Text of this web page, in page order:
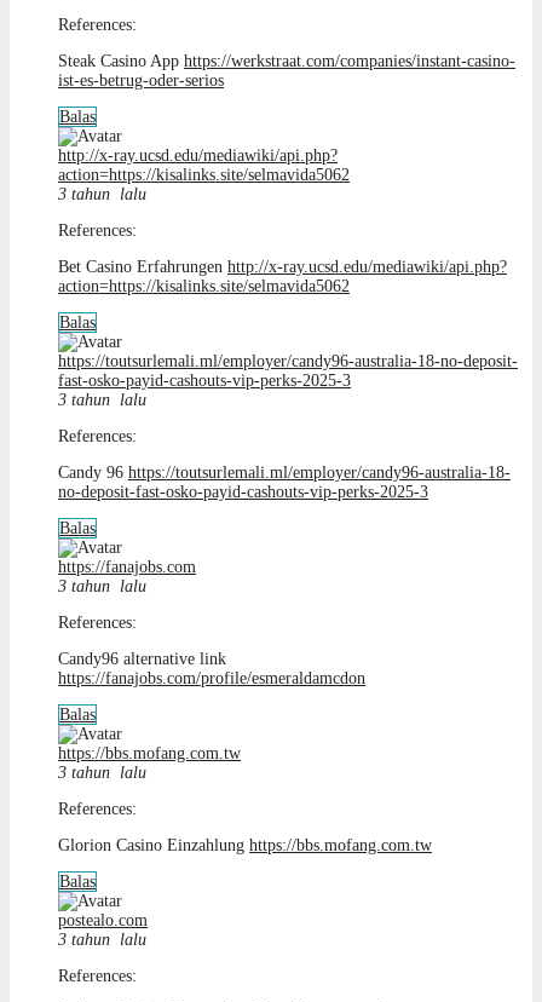
References:
Steak Casino App https://werkstraat.com/companies/instant-casino-
ist-es-betrug-oder-serios
Balas
http://x-ray.ucsd.edu/mediawiki/api.php?
action=https://kisalinks.site/selmavida5062
3 tahun lalu
References:
Bet Casino Erfahrungen http://x-ray.ucsd.edu/mediawiki/api.php?
action=https://kisalinks.site/selmavida5062
Balas
https://toutsurlemali.ml/employer/candy96-australia-18-no-deposit-
fast-osko-payid-cashouts-vip-perks-2025-3
3 tahun lalu
References:
Candy 96 https://toutsurlemali.ml/employer/candy96-australia-18-
no-deposit-fast-osko-payid-cashouts-vip-perks-2025-3
Balas
https://fanajobs.com
3 tahun lalu
References:
Candy96 alternative link
https://fanajobs.com/profile/esmeraldamcdon
Balas
https://bbs.mofang.com.tw
3 tahun lalu
References:
Glorion Casino Einzahlung https://bbs.mofang.com.tw
Balas
postealo.com
3 tahun lalu
References: